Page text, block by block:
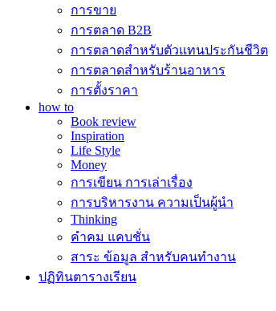
การขาย
การตลาด B2B
การตลาดสำหรับตัวแทนประกันชีวิต
การตลาดสำหรับร้านอาหาร
การตั้งราคา
how to
Book review
Inspiration
Life Style
Money
การเขียน การเล่าเรื่อง
การบริหารงาน ความเป็นผู้นำ
Thinking
คำคม แคบชั่น
สาระ ข้อมูล สำหรับคนทำงาน
ปฏิทินตารางเรียน